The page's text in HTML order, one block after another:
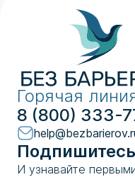
Горячая
8 (800) 333-
И узнавайте